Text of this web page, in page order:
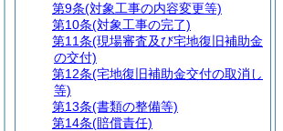
第9条(対象工事の内容変更等)
第10条(対象工事の完了)
第11条(現場審査及び宅地復旧補助金
の交付)
第12条(宅地復旧補助金交付の取消し
等)
第13条(書類の整備等)
第14条(賠償責任)